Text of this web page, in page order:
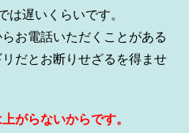
は遅いくらいです。
お電話いただくことがある
だとお断りせざるを得ませ
がらないからです。